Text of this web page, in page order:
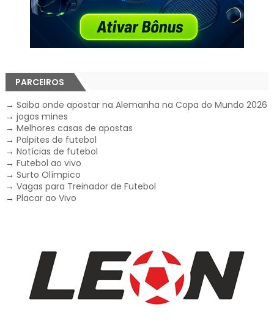
PARCEIROS
→ Saiba onde apostar na Alemanha na Copa do Mundo 2026
→ jogos mines
→ Melhores casas de apostas
→ Palpites de futebol
→ Notícias de futebol
→ Futebol ao vivo
→ Surto Olímpico
→ Vagas para Treinador de Futebol
→ Placar ao Vivo